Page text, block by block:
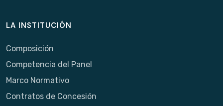
LA INSTITUCIÓN
Composición
Competencia del Panel
Marco Normativo
Contratos de Concesión